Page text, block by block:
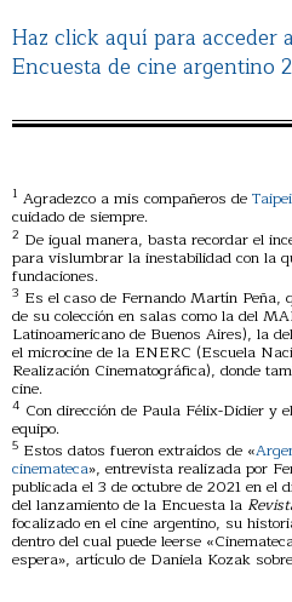
Haz click aquí para acceder
Encuesta de cine argentino
1 Agradezco a mis compañeros de
cuidado de siempre.
2 De igual manera, basta recordar el
para vislumbrar la inestabilidad con la
fundaciones.
3 Es el caso de Fernando Martín Peña,
de su colección en salas como la del
Latinoamericano de Buenos Aires), la
el microcine de la ENERC (Escuela
Realización Cinematográfica), donde
cine.
4 Con dirección de Paula Félix-Didier y
equipo.
5 Estos datos fueron extraídos de «
cinemateca», entrevista realizada por
publicada el 3 de octubre de 2021 en
del lanzamiento de la Encuesta la
focalizado en el cine argentino, su
dentro del cual puede leerse
espera», artículo de Daniela Kozak